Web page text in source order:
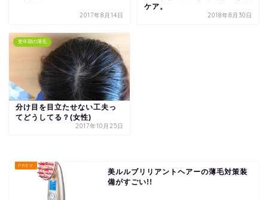
2017年8月14日
ケア。
2018年8月30日
更年期の薄毛
分け目を目立たせない工夫っ
てどうしてる？(女性)
2017年10月25日
美ルルブリリアントヘアーの薄毛対策装
備がすごい!!